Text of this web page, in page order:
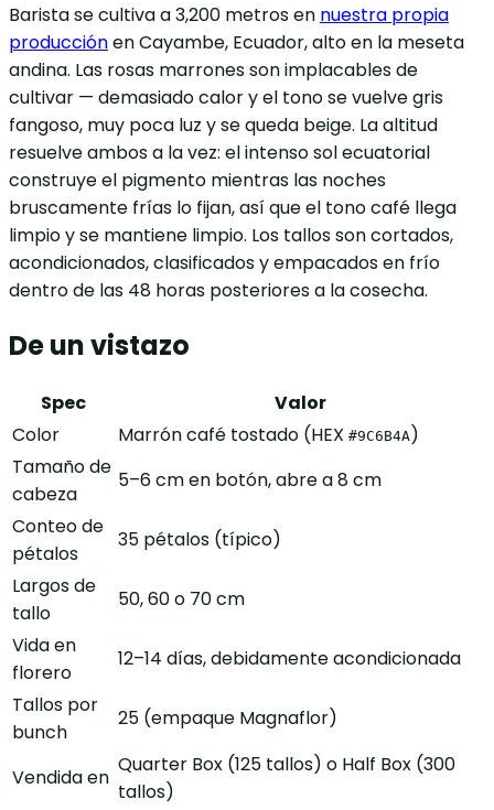
Barista se cultiva a 3,200 metros en nuestra propia
producciónen Cayambe, Ecuador, alto en la meseta
andina. Las rosas marrones son implacables de
cultivar — demasiado calor y el tono se vuelve gris
fangoso, muy poca luz y se queda beige. La altitud
resuelve ambos a la vez: el intenso sol ecuatorial
construye el pigmento mientras las noches
bruscamente frías lo fijan, así que el tono café llega
limpio y se mantiene limpio. Los tallos son cortados,
acondicionados, clasificados y empacados en frío
dentro de las 48 horas posteriores a la cosecha.
De un vistazo
Spec
Valor
Color
Marrón café tostado (HEX #9C6B4A)
Tamaño de
cabeza
5–6 cm en botón, abre a 8 cm
Conteo de
pétalos
35 pétalos (típico)
Largos de
tallo
50, 60 o 70 cm
Vida en
florero
12–14 días, debidamente acondicionada
Tallos por
bunch
25 (empaque Magnaflor)
Vendida en
Quarter Box (125 tallos) o Half Box (300
tallos)